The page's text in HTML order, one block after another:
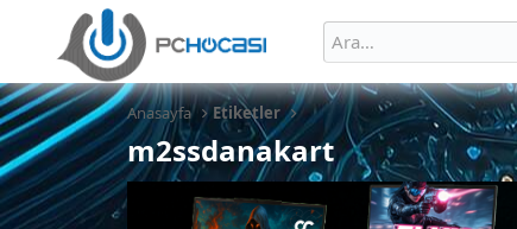
Anasayfa Etiketler
m2ssdanakart